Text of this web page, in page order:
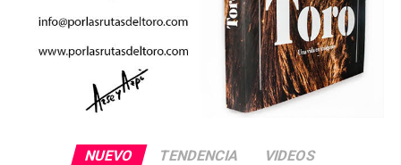
NUEVO TENDENCIA VIDEOS